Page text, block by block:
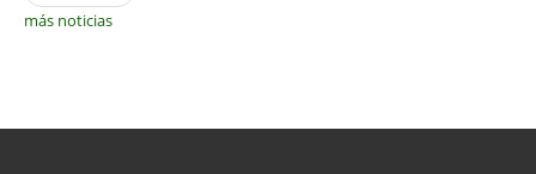
más noticias